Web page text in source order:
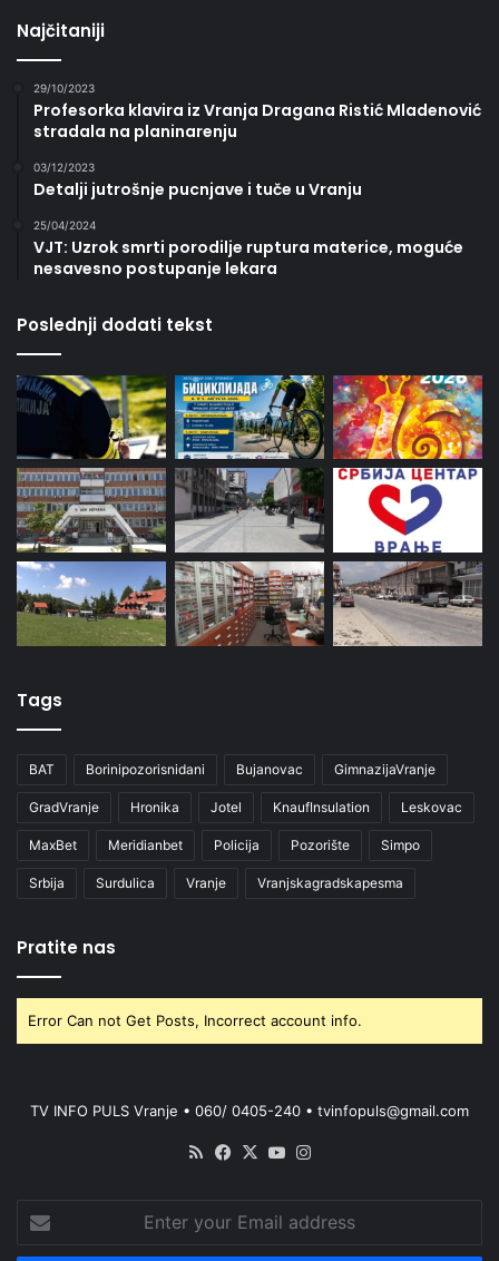
Najčitaniji
29/10/2023
Profesorka klavira iz Vranja Dragana Ristić Mladenović
stradala na planinarenju
03/12/2023
Detalji jutrošnje pucnjave i tuče u Vranju
25/04/2024
VJT: Uzrok smrti porodilje ruptura materice, moguće
nesavesno postupanje lekara
Poslednji dodati tekst
Tags
BAT Borinipozorisnidani Bujanovac GimnazijaVranje
GradVranje Hronika Jotel KnaufInsulation Leskovac
MaxBet Meridianbet Policija Pozorište Simpo
Srbija Surdulica Vranje Vranjskagradskapesma
Pratite nas
Error Can not Get Posts, Incorrect account info.
TV INFO PULS Vranje • 060/ 0405-240 • tvinfopuls@gmail.com
RSS Facebook
X YouTube
your
Email